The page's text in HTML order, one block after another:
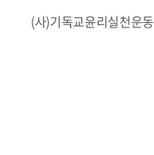
(사)기독교윤리실천운동